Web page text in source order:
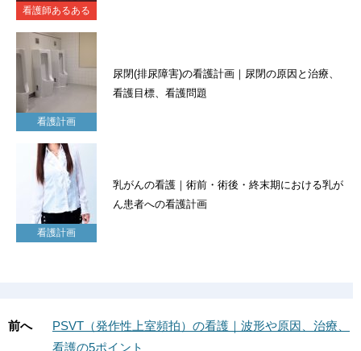
看護師あるある
看護計画
尿閉(排尿障害)の看護計画｜尿閉の原因と治療、
看護目標、看護問題
看護計画
乳がんの看護｜術前・術後・終末期における乳が
ん患者への看護計画
前へ
PSVT（発作性上室頻拍）の看護｜波形や原因、治療、
看護の5ポイント